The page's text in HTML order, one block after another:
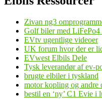
Zivan ng3
Golf biler med
EVtv ugentlige videoer
UK forum hvor der er
EVwest Elbils Dele
Tysk leverandør af ev-
brugte elbiler i tyskland
motor kopling og andre
bestil en ‘ny’ C1 Evie i